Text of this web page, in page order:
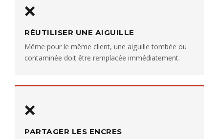
❌
RÉUTILISER UNE AIGUILLE
Même pour le même client, une aiguille tombée ou
contaminée doit être remplacée immédiatement.
❌
PARTAGER LES ENCRES